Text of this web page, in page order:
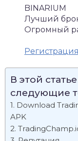
BINARIUM
Лучший
Огромный
Регистрация
В этой
следующие
Download
APK